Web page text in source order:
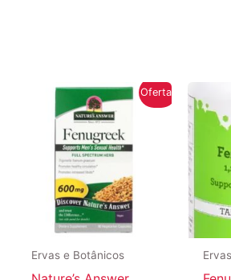
Oferta!
Ervas e Botânicos